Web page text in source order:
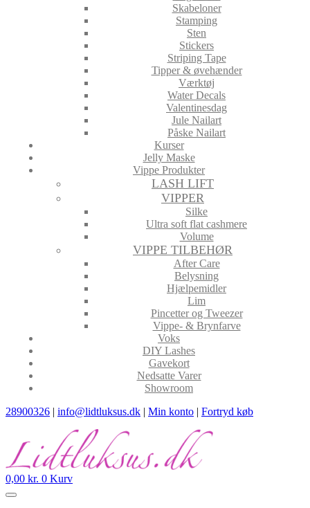
Skabeloner
Stamping
Sten
Stickers
Striping Tape
Tipper & øvehænder
Værktøj
Water Decals
Valentinesdag
Jule Nailart
Påske Nailart
Kurser
Jelly Maske
Vippe Produkter
LASH LIFT
VIPPER
Silke
Ultra soft flat cashmere
Volume
VIPPE TILBEHØR
After Care
Belysning
Hjælpemidler
Lim
Pincetter og Tweezer
Vippe- & Brynfarve
Voks
DIY Lashes
Gavekort
Nedsatte Varer
Showroom
28900326 | info@lidtluksus.dk | Min konto | Fortryd køb
0,00 kr. 0 Kurv